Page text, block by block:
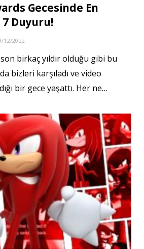
Gecesinde En
Duyuru!
12/2022
birkaç yıldır olduğu gibi bu
bizleri karşıladı ve video
bir gece yaşattı. Her ne…